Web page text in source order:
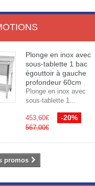
Plonge en inox avec
sous-tablette 1 bac
égouttoir à gauche
profondeur 60cm
Plonge en inox avec
sous-tablette 1...
453,60€ -20%
567,00€
promos